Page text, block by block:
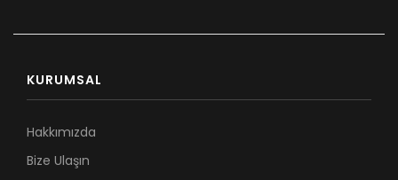
KURUMSAL
Hakkımızda
Bize Ulaşın